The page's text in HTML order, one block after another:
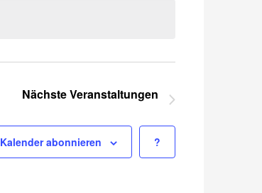
NächsteVeranstaltungen
?
Kalender abonnieren